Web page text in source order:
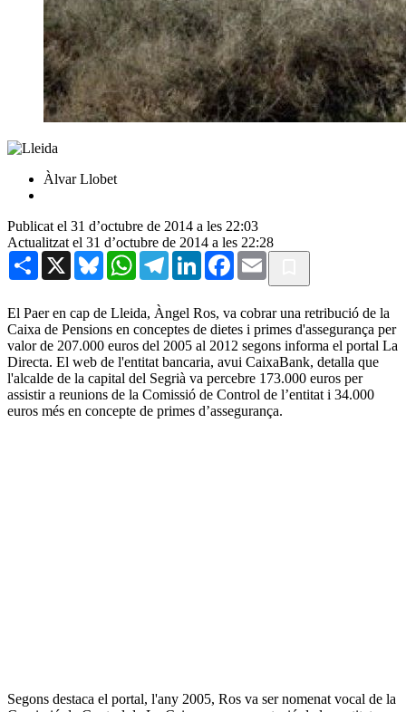
Àlvar Llobet
Publicat el 31 d’octubre de 2014 a les 22:03
Actualitzat el 31 d’octubre de 2014 a les 22:28
Share X BlueskyWhatsAppTelegramLinkedInFacebook
Email
El Paer en cap de Lleida, Àngel Ros, va cobrar una retribució de la
Caixa de Pensions en conceptes de dietes i primes d'assegurança per
valor de 207.000 euros del 2005 al 2012 segons informa el portal La
Directa. El web de l'entitat bancaria, avui CaixaBank, detalla que
l'alcalde de la capital del Segrià va percebre 173.000 euros per
assistir a reunions de la Comissió de Control de l’entitat i 34.000
euros més en concepte de primes d’assegurança.
Segons destaca el portal, l'any 2005, Ros va ser nomenat vocal de la